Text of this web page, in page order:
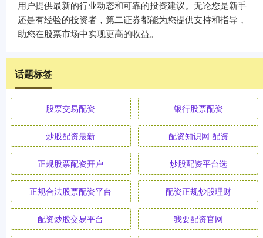
用户提供最新的行业动态和可靠的投资建议。无论您是新手
还是有经验的投资者，第二证券都能为您提供支持和指导，
助您在股票市场中实现更高的收益。
话题标签
股票交易配资 银行股票配资
炒股配资最新 配资知识网 配资
正规股票配资开户 炒股配资平台选
正规合法股票配资平台 配资正规炒股理财
配资炒股交易平台 我要配资官网